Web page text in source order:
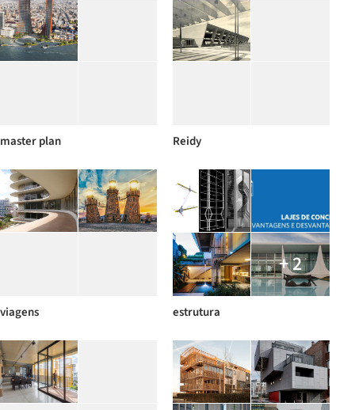
master plan Reidy
viagens
+ 2
estrutura